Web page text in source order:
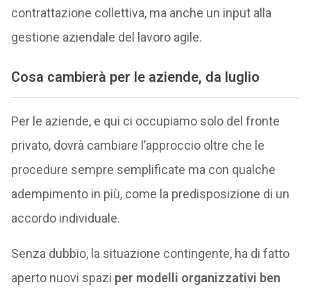
contrattazione collettiva, ma anche un input alla
gestione aziendale del lavoro agile.
Cosa cambierà per le aziende, da luglio
Per le aziende, e qui ci occupiamo solo del fronte
privato, dovrà cambiare l’approccio oltre che le
procedure sempre semplificate ma con qualche
adempimento in più, come la predisposizione di un
accordo individuale.
Senza dubbio, la situazione contingente, ha di fatto
aperto nuovi spazi per modelli organizzativi ben